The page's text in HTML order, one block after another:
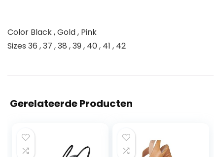
Color Black , Gold , Pink
Sizes 36 , 37 , 38 , 39 , 40 , 41 , 42
Gerelateerde Producten